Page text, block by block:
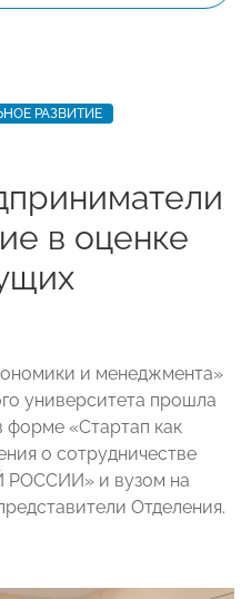
РАЗВИТИЕ
в оценке
и менеджмента»
университета прошла
«Стартап как
о сотрудничестве
и вузом на
Отделения.